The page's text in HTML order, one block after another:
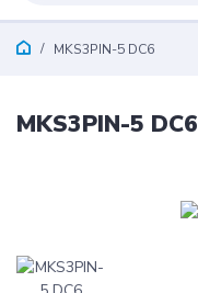
MKS3PIN-5 DC6
MKS3PIN-5 DC6